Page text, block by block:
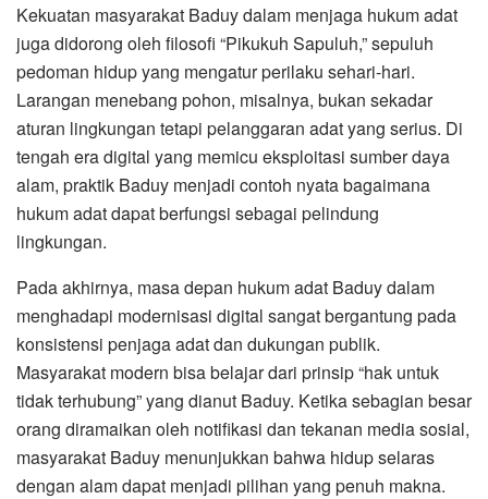
Kekuatan masyarakat Baduy dalam menjaga hukum adat
juga didorong oleh filosofi “Pikukuh Sapuluh,” sepuluh
pedoman hidup yang mengatur perilaku sehari-hari.
Larangan menebang pohon, misalnya, bukan sekadar
aturan lingkungan tetapi pelanggaran adat yang serius. Di
tengah era digital yang memicu eksploitasi sumber daya
alam, praktik Baduy menjadi contoh nyata bagaimana
hukum adat dapat berfungsi sebagai pelindung
lingkungan.
Pada akhirnya, masa depan hukum adat Baduy dalam
menghadapi modernisasi digital sangat bergantung pada
konsistensi penjaga adat dan dukungan publik.
Masyarakat modern bisa belajar dari prinsip “hak untuk
tidak terhubung” yang dianut Baduy. Ketika sebagian besar
orang diramaikan oleh notifikasi dan tekanan media sosial,
masyarakat Baduy menunjukkan bahwa hidup selaras
dengan alam dapat menjadi pilihan yang penuh makna.